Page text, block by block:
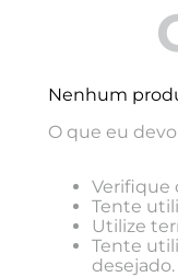
Nenhum
O que eu
Verifique
Tente
Utilize
Tente
desejado.